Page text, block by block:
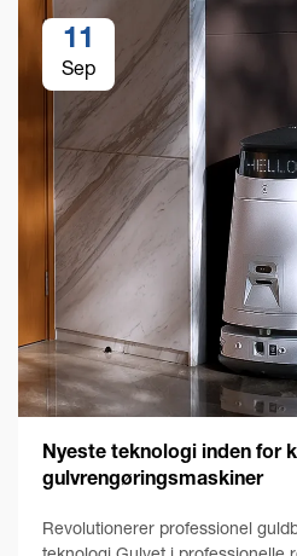
11
Sep
Nyeste teknologi inden for
gulvrengøringsmaskiner
Revolutionerer professionel